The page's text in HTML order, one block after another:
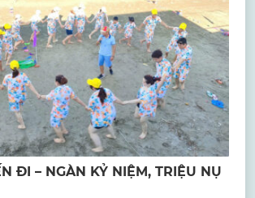
ĐI – NGÀN KỶ NIỆM, TRIỆU NỤ